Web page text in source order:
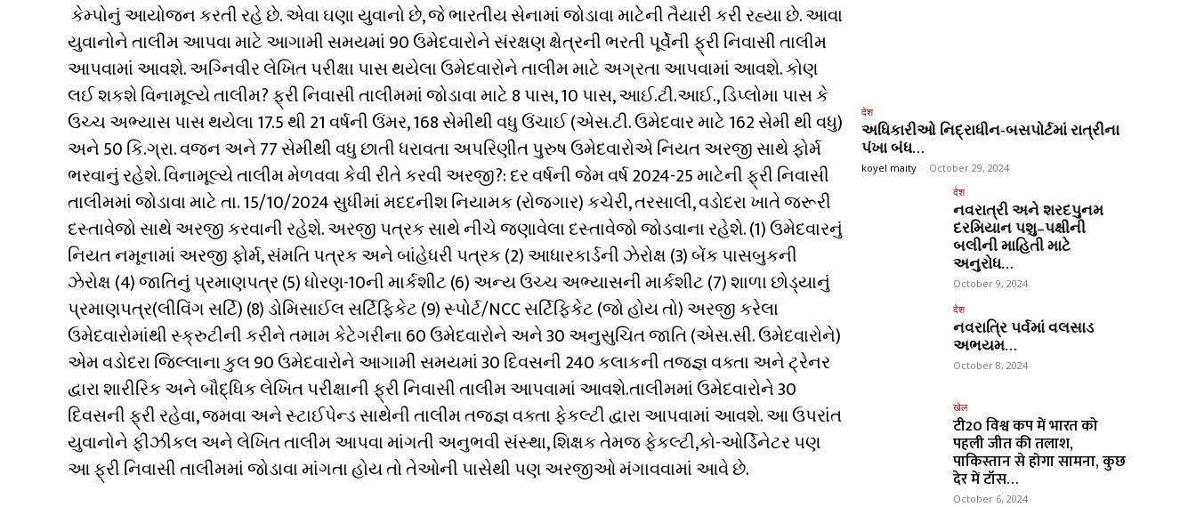
કેમ્પોનું આયોજન કરતી રહે છે. એવા ઘણા યુવાનો છે, જે ભારતીય સેનામાં જોડાવા માટેની તૈયારી કરી રહ્યા છે. આવા
યુવાનોને તાલીમ આપવા માટે આગામી સમયમાં 90 ઉમેદવારોને સંરક્ષણ ક્ષેત્રની ભરતી પૂર્વેની ફ્રી નિવાસી તાલીમ
આપવામાં આવશે. અગ્નિવીર લેખિત પરીક્ષા પાસ થયેલા ઉમેદવારોને તાલીમ માટે અગ્રતા આપવામાં આવશે. કોણ
લઈ શકશે વિનામૂલ્યે તાલીમ? ફ્રી નિવાસી તાલીમમાં જોડાવા માટે 8 પાસ, 10 પાસ, આઈ.ટી.આઈ., ડિપ્લોમા પાસ કે
ઉચ્ચ અભ્યાસ પાસ થયેલા 17.5 થી 21 વર્ષની ઉંમર, 168 સેમીથી વધુ ઉંચાઈ (એસ.ટી. ઉમેદવાર માટે 162 સેમી થી વધુ)
અને 50 કિ.ગ્રા. વજન અને 77 સેમીથી વધુ છાતી ધરાવતા અપરિણીત પુરુષ ઉમેદવારોએ નિયત અરજી સાથે ફોર્મ
ભરવાનું રહેશે. વિનામૂલ્યે તાલીમ મેળવવા કેવી રીતે કરવી અરજી?: દર વર્ષની જેમ વર્ષ 2024-25 માટેની ફ્રી નિવાસી
તાલીમમાં જોડાવા માટે તા. 15/10/2024 સુધીમાં મદદનીશ નિયામક (રોજગાર) કચેરી, તરસાલી, વડોદરા ખાતે જરૂરી
દસ્તાવેજો સાથે અરજી કરવાની રહેશે. અરજી પત્રક સાથે નીચે જણાવેલા દસ્તાવેજો જોડવાના રહેશે. (1) ઉમેદવારનું
નિયત નમૂનામાં અરજી ફોર્મ, સંમતિ પત્રક અને બાંહેધરી પત્રક (2) આધારકાર્ડની ઝેરોક્ષ (3) બેંક પાસબુકની
ઝેરોક્ષ (4) જાતિનું પ્રમાણપત્ર (5) ધોરણ-10ની માર્કશીટ (6) અન્ય ઉચ્ચ અભ્યાસની માર્કશીટ (7) શાળા છોડ્યાનું
પ્રમાણપત્ર(લીવિંગ સર્ટિ) (8) ડોમિસાઈલ સર્ટિફિકેટ (9) સ્પોર્ટ/NCC સર્ટિફિકેટ (જો હોય તો) અરજી કરેલા
ઉમેદવારોમાંથી સ્ક્રુટીની કરીને તમામ કેટેગરીના 60 ઉમેદવારોને અને 30 અનુસુચિત જાતિ (એસ.સી. ઉમેદવારોને)
એમ વડોદરા જિલ્લાના કુલ 90 ઉમેદવારોને આગામી સમયમાં 30 દિવસની 240 કલાકની તજજ્ઞ વક્તા અને ટ્રેનર
દ્વારા શારીરિક અને બૌદ્ધિક લેખિત પરીક્ષાની ફ્રી નિવાસી તાલીમ આપવામાં આવશે.તાલીમમાં ઉમેદવારોને 30
દિવસની ફ્રી રહેવા, જમવા અને સ્ટાઈપેન્ડ સાથેની તાલીમ તજજ્ઞ વક્તા ફેકલ્ટી દ્વારા આપવામાં આવશે. આ ઉપરાંત
યુવાનોને ફીઝીકલ અને લેખિત તાલીમ આપવા માંગતી અનુભવી સંસ્થા, શિક્ષક તેમજ ફેકલ્ટી,કો-ઓર્ડિનેટર પણ
આ ફ્રી નિવાસી તાલીમમાં જોડાવા માંગતા હોય તો તેઓની પાસેથી પણ અરજીઓ મંગાવવામાં આવે છે.
देश
અધિકારીઓ નિદ્રાધીન-બસપોર્ટમાં રાત્રીના
પંખા બંધ…
koyel maity - October 29, 2024
देश
નવરાત્રી અને શરદપુનમ
દરમિયાન પશુ–પક્ષીની
બલીની માહિતી માટે
અનુરોધ…
October 9, 2024
देश
નવરાત્રિ પર્વમાં વલસાડ
અભયમ…
October 8, 2024
खेल
टी20 विश्व कप में भारत को
पहली जीत की तलाश,
पाकिस्तान से होगा सामना, कुछ
देर में टॉस…
October 6, 2024